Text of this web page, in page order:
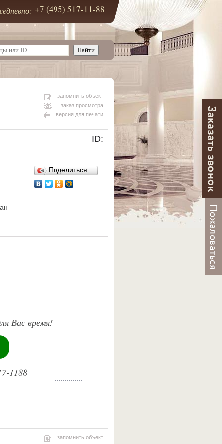
+7 (495) 517-11-88
запомнить объект
заказ просмотра
версия для печати
ID:
Поделиться…
Вас время!
1188
запомнить объект